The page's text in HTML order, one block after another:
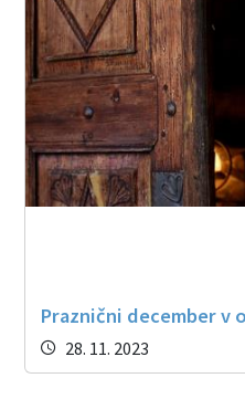
Praznični december v
28. 11. 2023